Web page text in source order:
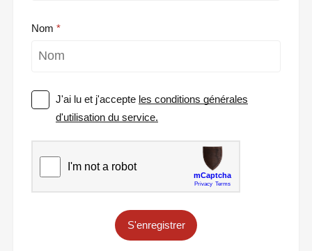
Nom
J'ai lu et j'accepte les conditions générales
d'utilisation du service.
S'enregistrer